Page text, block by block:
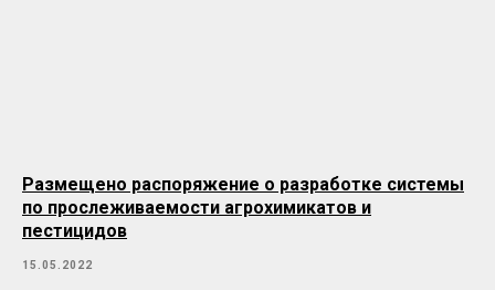
Размещено распоряжение о разработке системы
по прослеживаемости агрохимикатов и
пестицидов
15.05.2022